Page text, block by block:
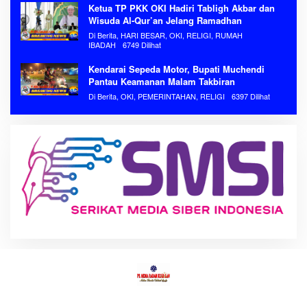
Ketua TP PKK OKI Hadiri Tabligh Akbar dan
Wisuda Al-Qur’an Jelang Ramadhan
Di Berita, HARI BESAR, OKI, RELIGI, RUMAH
IBADAH
6749 Dilihat
Kendarai Sepeda Motor, Bupati Muchendi
Pantau Keamanan Malam Takbiran
Di Berita, OKI, PEMERINTAHAN, RELIGI 6397 Dilihat